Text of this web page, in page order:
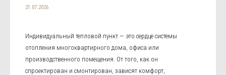
21.07.2026
Индивидуальный тепловой пункт — это сердце системы
отопления многоквартирного дома, офиса или
производственного помещения. От того, как он
спроектирован и смонтирован, зависят комфорт,